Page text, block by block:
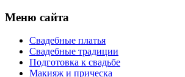
Меню сайта
Свадебные платья
Свадебные традиции
Подготовка к свадьбе
Макияж и прическа